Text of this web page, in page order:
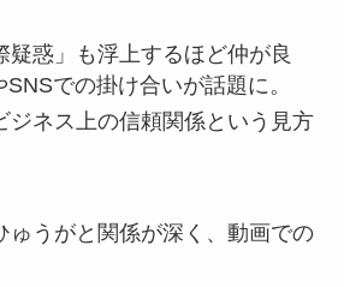
疑惑」も浮上するほど仲が良
SNSでの掛け合いが話題に。
ジネス上の信頼関係という見方
ゅうがと関係が深く、動画での